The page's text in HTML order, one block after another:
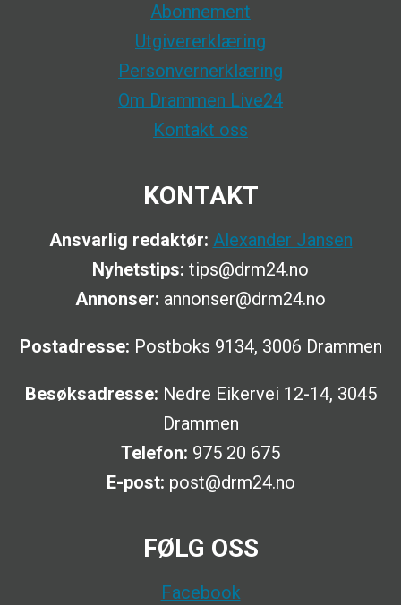
Abonnement
Utgivererklæring
Personvernerklæring
Om Drammen Live24
Kontakt oss
KONTAKT
Ansvarlig redaktør: Alexander Jansen
Nyhetstips: tips@drm24.no
Annonser: annonser@drm24.no
Postadresse: Postboks 9134, 3006 Drammen
Besøksadresse: Nedre Eikervei 12-14, 3045
Drammen
Telefon: 975 20 675
E-post: post@drm24.no
FØLG OSS
Facebook